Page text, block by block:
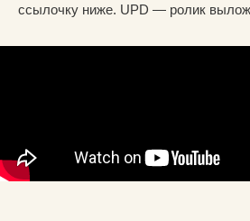
ссылочку ниже. UPD — ролик